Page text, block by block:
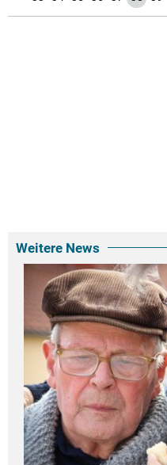
Weitere News